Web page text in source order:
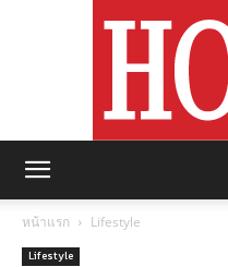
หน้าแรก Lifestyle
Lifestyle